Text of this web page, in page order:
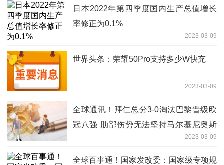
日本2022年第四季度国内生产总值增长
率修正为0.1%
2023-03-09
世界头条：荣耀50Pro支持多少W快充
2023-03-09
全球通讯！拜仁总分3-0淘汰巴黎晋级欧
冠八强 肋部伤势无法坚持马尔基尼奥斯
2023-03-09
全球百事通！国家发改委：国家级专项规